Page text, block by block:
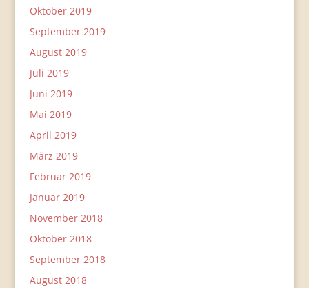
Oktober 2019
September 2019
August 2019
Juli 2019
Juni 2019
Mai 2019
April 2019
März 2019
Februar 2019
Januar 2019
November 2018
Oktober 2018
September 2018
August 2018